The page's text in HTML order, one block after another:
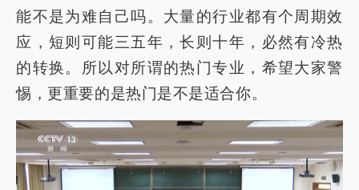
能不是为难自己吗。大量的行业都有个周期效
应，短则可能三五年，长则十年，必然有冷热
的转换。所以对所谓的热门专业，希望大家警
惕，更重要的是热门是不是适合你。